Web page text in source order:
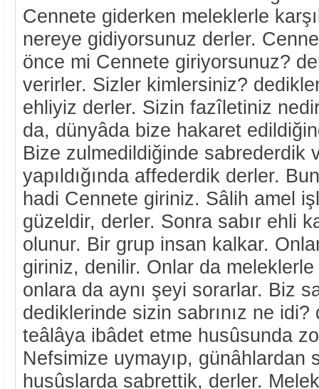
Cennete giderken meleklerle
nereye gidiyorsunuz derler.
önce mi Cennete giriyorsunuz?
verirler. Sizler kimlersiniz?
ehliyiz derler. Sizin fazîletiniz
da, dünyâda bize hakaret
Bize zulmedildiğinde sabrederdik
yapıldığında affederdik derler.
hadi Cennete giriniz. Sâlih amel
güzeldir, derler. Sonra sabır ehli
olunur. Bir grup insan kalkar.
giriniz, denilir. Onlar da meleklerle
onlara da aynı şeyi sorarlar. Biz
dediklerinde sizin sabrınız ne
teâlâya ibâdet etme husûsunda
Nefsimize uymayıp, günâhlardan
husûslarda sabrettik, derler.